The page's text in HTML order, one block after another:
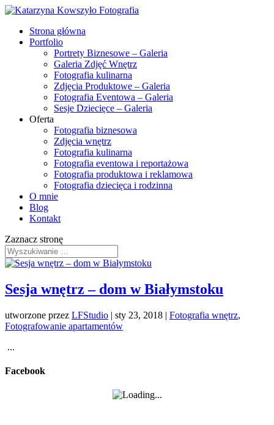
Strona główna
Portfolio
Portrety Biznesowe – Galeria
Galeria Zdjęć Wnętrz
Fotografia kulinarna
Zdjęcia Produktowe – Galeria
Fotografia Eventowa – Galeria
Sesje Dziecięce – Galeria
Oferta
Fotografia biznesowa
Zdjęcia wnętrz
Fotografia kulinarna
Fotografia eventowa i reportażowa
Fotografia produktowa i reklamowa
Fotografia dziecięca i rodzinna
O mnie
Blog
Kontakt
Zaznacz stronę
Sesja wnętrz – dom w Białymstoku
utworzone przez LFStudio | sty 23, 2018 | Fotografia wnętrz,
Fotografowanie apartamentów
...
Facebook